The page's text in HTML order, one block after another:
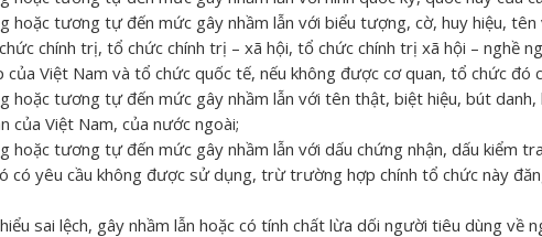
hoặc tương tự đến mức gây nhầm lẫn với biểu tượng, cờ, huy hiệu,
chính trị, tổ chức chính trị – xã hội, tổ chức chính trị xã hội – nghề
của Việt Nam và tổ chức quốc tế, nếu không được cơ quan, tổ chức đó
hoặc tương tự đến mức gây nhầm lẫn với tên thật, biệt hiệu, bút danh,
của Việt Nam, của nước ngoài;
hoặc tương tự đến mức gây nhầm lẫn với dấu chứng nhận, dấu kiểm
có yêu cầu không được sử dụng, trừ trường hợp chính tổ chức này
sai lệch, gây nhầm lẫn hoặc có tính chất lừa dối người tiêu dùng về